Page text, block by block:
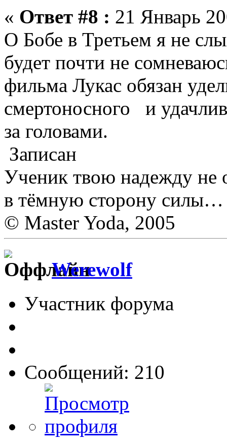
« Ответ #8 : 21 Январь
О Бобе в Третьем я не
будет почти не
фильма Лукас обязан
смертоносного и
за головами.
Записан
Ученик твою надежду не
в тёмную сторону силы…
© Master Yoda, 2005
Werewolf
Участник форума
Сообщений: 210